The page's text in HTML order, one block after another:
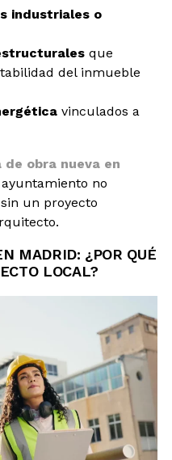
industriales o
que
del inmueble
vinculados a
de obra nueva en
no
un proyecto
MADRID: ¿POR QUÉ
LOCAL?